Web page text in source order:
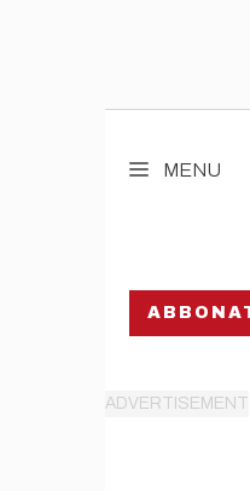
MENU